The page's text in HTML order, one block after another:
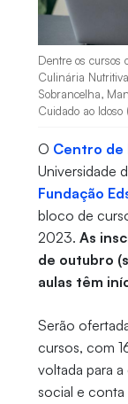
Dentre os cursos
Culinária
Sobrancelha,
Cuidado ao Idoso
O Centro de
Universidade
Fundação
bloco de
2023. As
de outubro
aulas têm
Serão
cursos, com
voltada para
social e conta